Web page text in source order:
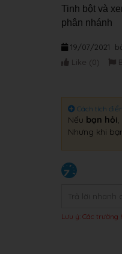
Tinh bột và
phân nhánh
19/07/2021
Like (0)
Cách tích
Nếu bạn hỏi
Nhưng khi
Lưu ý: Các